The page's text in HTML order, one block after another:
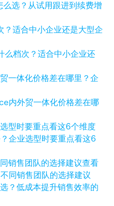
么选？从试用跟进到续费增
么档次？适合中小企业还
内外贸一体化价格差在哪
企业选型时要重点看这6
查看
同销售团队的选择建议